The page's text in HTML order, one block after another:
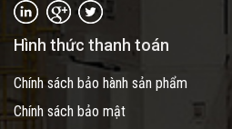
Hình thức thanh toán
Chính sách bảo hành sản phẩm
Chính sách bảo mật